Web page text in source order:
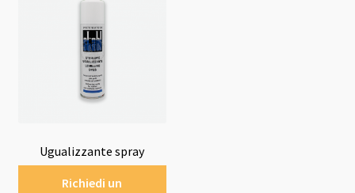
Ugualizzante spray
Richiedi un